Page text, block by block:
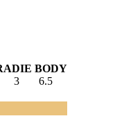
BODY
3 6.5